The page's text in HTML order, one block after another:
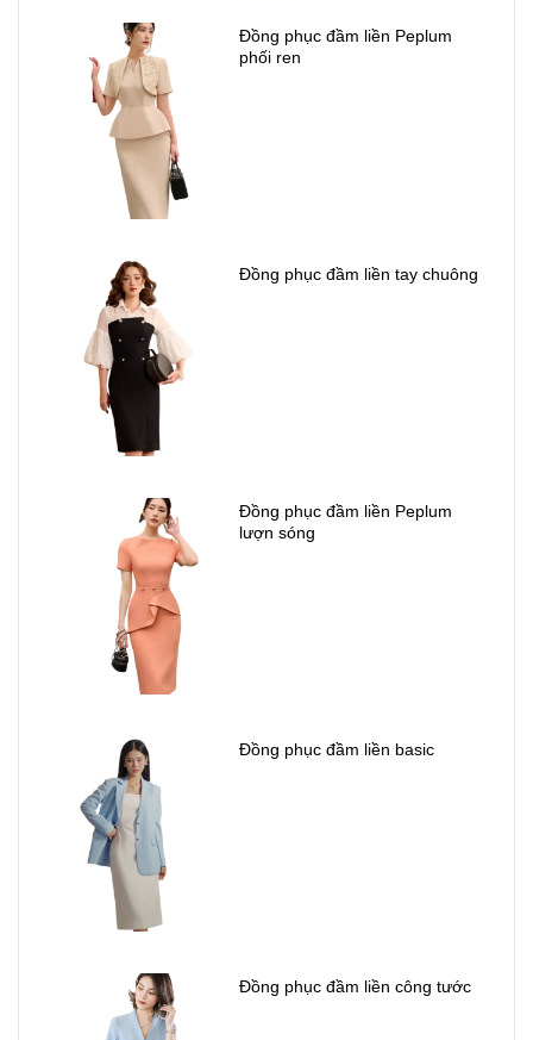
Đồng phục đầm liền Peplum
phối ren
Đồng phục đầm liền tay chuông
Đồng phục đầm liền Peplum
lượn sóng
Đồng phục đầm liền basic
Đồng phục đầm liền công tước